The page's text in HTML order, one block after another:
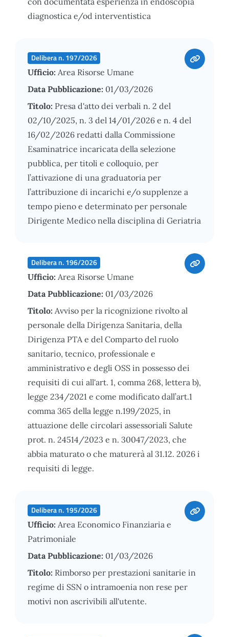
diagnostica e/od interventistica
Delibera n. 197/2026
Ufficio: Area Risorse Umane
Data Pubblicazione: 01/03/2026
Titolo: Presa d'atto dei verbali n. 2 del
02/10/2025, n. 3 del 14/01/2026 e n. 4 del
16/02/2026 redatti dalla Commissione
Esaminatrice incaricata della selezione
pubblica, per titoli e colloquio, per
l’attivazione di una graduatoria per
l’attribuzione di incarichi e/o supplenze a
tempo pieno e determinato per personale
Dirigente Medico nella disciplina di Geriatria
Delibera n. 196/2026
Ufficio: Area Risorse Umane
Data Pubblicazione: 01/03/2026
Titolo: Avviso per la ricognizione rivolto al
personale della Dirigenza Sanitaria, della
Dirigenza PTA e del Comparto del ruolo
sanitario, tecnico, professionale e
amministrativo e degli OSS in possesso dei
requisiti di cui all'art. 1, comma 268, lettera b),
legge 234/2021 e come modificato dall’art.1
comma 365 della legge n.199/2025, in
attuazione delle circolari assessoriali Salute
prot. n. 24514/2023 e n. 30047/2023, che
abbia maturato o che maturerà al 31.12. 2026 i
requisiti di legge.
Delibera n. 195/2026
Ufficio: Area Economico Finanziaria e
Patrimoniale
Data Pubblicazione: 01/03/2026
Titolo: Rimborso per prestazioni sanitarie in
regime di SSN o intramoenia non rese per
motivi non ascrivibili all'utente.